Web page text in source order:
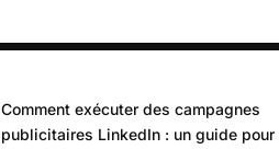
Comment exécuter des campagnes
publicitaires LinkedIn : un guide pour